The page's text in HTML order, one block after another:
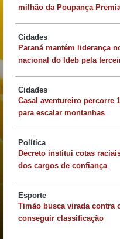
milhão da Poupança
Cidades
Paraná mantém liderança
nacional do Ideb pela
Cidades
Casal aventureiro percorre
para escalar montanhas
Política
Decreto institui cotas
dos cargos de confiança
Esporte
Timão busca virada contra
conseguir classificação